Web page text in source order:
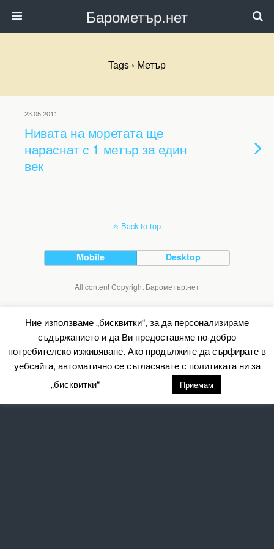
Барометър.нет
Tags › Метър
23.05.2011
Нивата на моретата ще
нараснат с 1 метър за един
век
Back to top
Mobile Desktop
All content Copyright Барометър.нет
Ние използваме „бисквитки“, за да персонализираме
съдържанието и да Ви предоставяме по-добро
потребителско изживяване. Ако продължите да сърфирате в
уебсайта, автоматично се съгласявате с политиката ни за
„бисквитки“
Приемам